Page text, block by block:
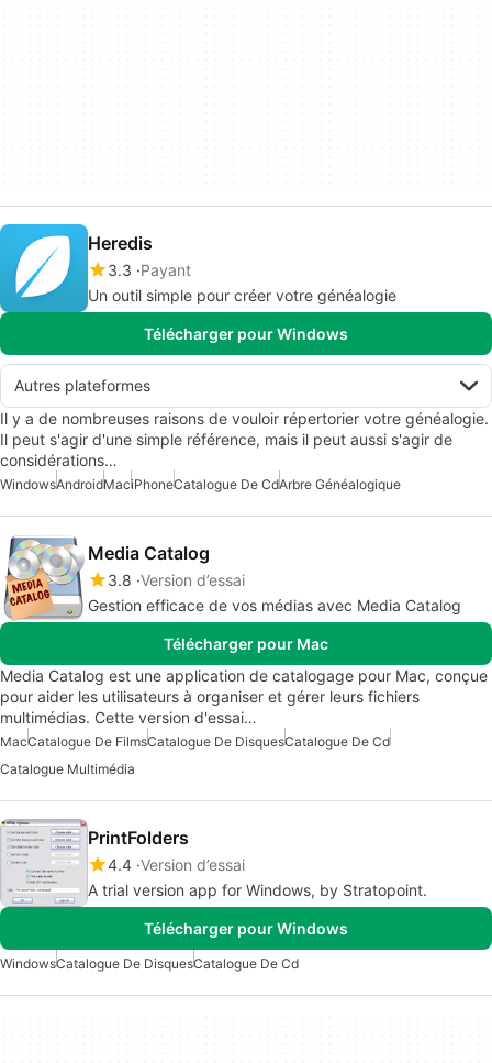
Heredis
3.3 Payant
Un outil simple pour créer votre généalogie
Télécharger pour Windows
Autres plateformes
Il y a de nombreuses raisons de vouloir répertorier votre généalogie.
Il peut s'agir d'une simple référence, mais il peut aussi s'agir de
considérations…
WindowsAndroidMaciPhoneCatalogue De CdArbre Généalogique
Media Catalog
3.8 Version d’essai
Gestion efficace de vos médias avec Media Catalog
Télécharger pour Mac
Media Catalog est une application de catalogage pour Mac, conçue
pour aider les utilisateurs à organiser et gérer leurs fichiers
multimédias. Cette version d'essai…
MacCatalogue De FilmsCatalogue De DisquesCatalogue De Cd
Catalogue Multimédia
PrintFolders
4.4 Version d’essai
A trial version app for Windows, by Stratopoint.
Télécharger pour Windows
WindowsCatalogue De DisquesCatalogue De Cd